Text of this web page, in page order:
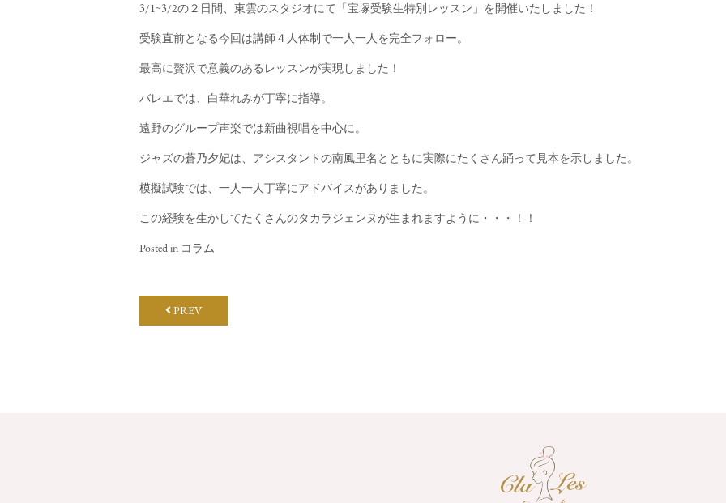
3/1~3/2の２日間、東雲のスタジオにて「宝塚受験生特別レッスン」を開催いたしました！
受験直前となる今回は講師４人体制で一人一人を完全フォロー。
最高に贅沢で意義のあるレッスンが実現しました！
バレエでは、白華れみが丁寧に指導。
遠野のグループ声楽では新曲視唱を中心に。
ジャズの蒼乃夕妃は、アシスタントの南風里名とともに実際にたくさん踊って見本を示しました。
模擬試験では、一人一人丁寧にアドバイスがありました。
この経験を生かしてたくさんのタカラジェンヌが生まれますように・・・！！
Posted in コラム
PREV